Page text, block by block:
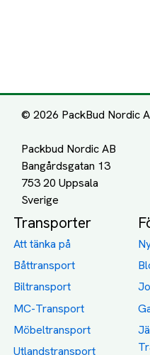
© 2026 PackBud Nordic
Packbud Nordic AB
Bangårdsgatan 13
753 20 Uppsala
Transporter
Att tänka på
Båttransport
Biltransport
MC-Transport
Möbeltransport
Utlandstransport